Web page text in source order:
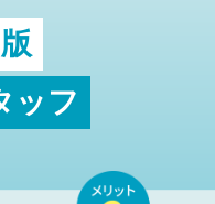
ッフ